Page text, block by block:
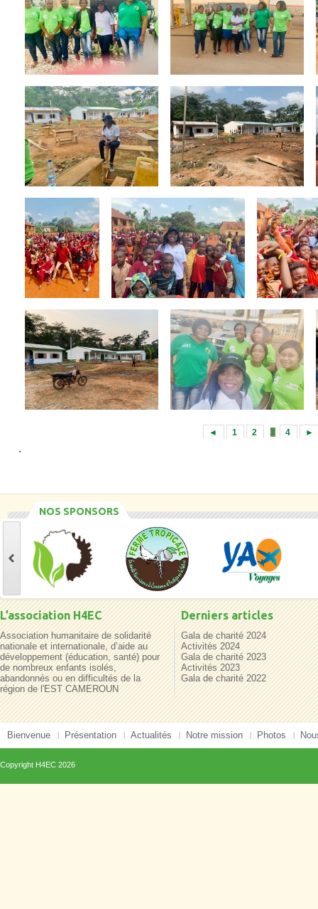
◄ 1 2 3 4 ►
.
NOS SPONSORS
L’association H4EC
Association humanitaire de solidarité
nationale et internationale, d’aide au
développement (éducation, santé) pour
de nombreux enfants isolés,
abandonnés ou en difficultés de la
région de l'EST CAMEROUN
Derniers articles
Gala de charité 2024
Activités 2024
Gala de charité 2023
Activités 2023
Gala de charité 2022
Bienvenue Présentation Actualités Notre mission Photos
Copyright H4EC 2026